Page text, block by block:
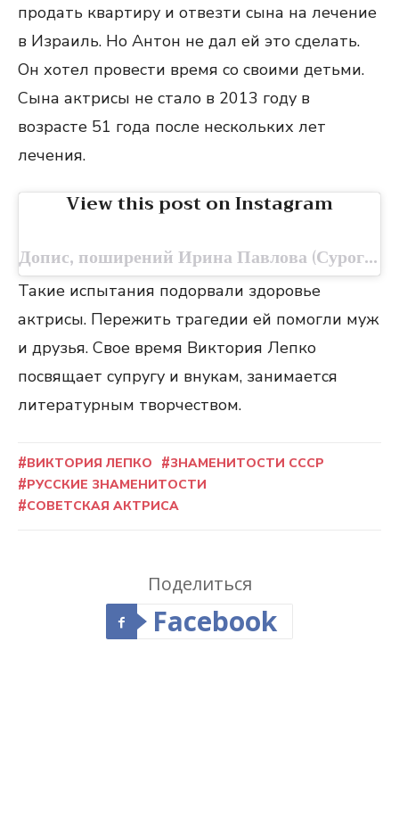
продать квартиру и отвезти сына на лечение
в Израиль. Но Антон не дал ей это сделать.
Он хотел провести время со своими детьми.
Сына актрисы не стало в 2013 году в
возрасте 51 года после нескольких лет
лечения.
View this post on Instagram
Допис, поширений Ирина Павлова (Сурогина) (@irinatarasova_lenfilm)
Такие испытания подорвали здоровье
актрисы. Пережить трагедии ей помогли муж
и друзья. Свое время Виктория Лепко
посвящает супругу и внукам, занимается
литературным творчеством.
ВИКТОРИЯ ЛЕПКО
ЗНАМЕНИТОСТИ СССР
РУССКИЕ ЗНАМЕНИТОСТИ
СОВЕТСКАЯ АКТРИСА
Поделиться
Facebook